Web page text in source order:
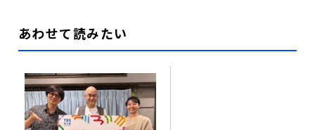
あわせて読みたい